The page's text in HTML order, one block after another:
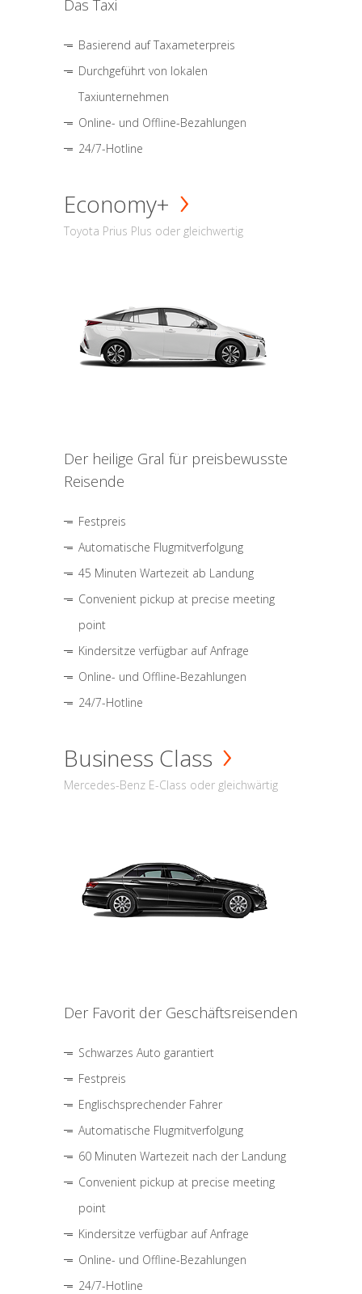
Das Taxi
Basierend auf Taxameterpreis
Durchgeführt von lokalen
Taxiunternehmen
Online- und Offline-Bezahlungen
24/7-Hotline
Economy+
Toyota Prius Plus oder gleichwertig
Der heilige Gral für preisbewusste
Reisende
Festpreis
Automatische Flugmitverfolgung
45 Minuten Wartezeit ab Landung
Convenient pickup at precise meeting
point
Kindersitze verfügbar auf Anfrage
Online- und Offline-Bezahlungen
24/7-Hotline
Business Class
Mercedes-Benz E-Class oder gleichwärtig
Der Favorit der Geschäftsreisenden
Schwarzes Auto garantiert
Festpreis
Englischsprechender Fahrer
Automatische Flugmitverfolgung
60 Minuten Wartezeit nach der Landung
Convenient pickup at precise meeting
point
Kindersitze verfügbar auf Anfrage
Online- und Offline-Bezahlungen
24/7-Hotline